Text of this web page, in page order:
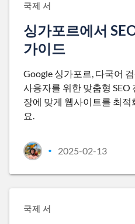
국제 서
싱가포르에서
가이드
Google 싱가포르, 다국어
사용자를 위한 맞춤형 SEO
장에 맞게 웹사이트를 최
요.
• 2025-02-13
국제 서